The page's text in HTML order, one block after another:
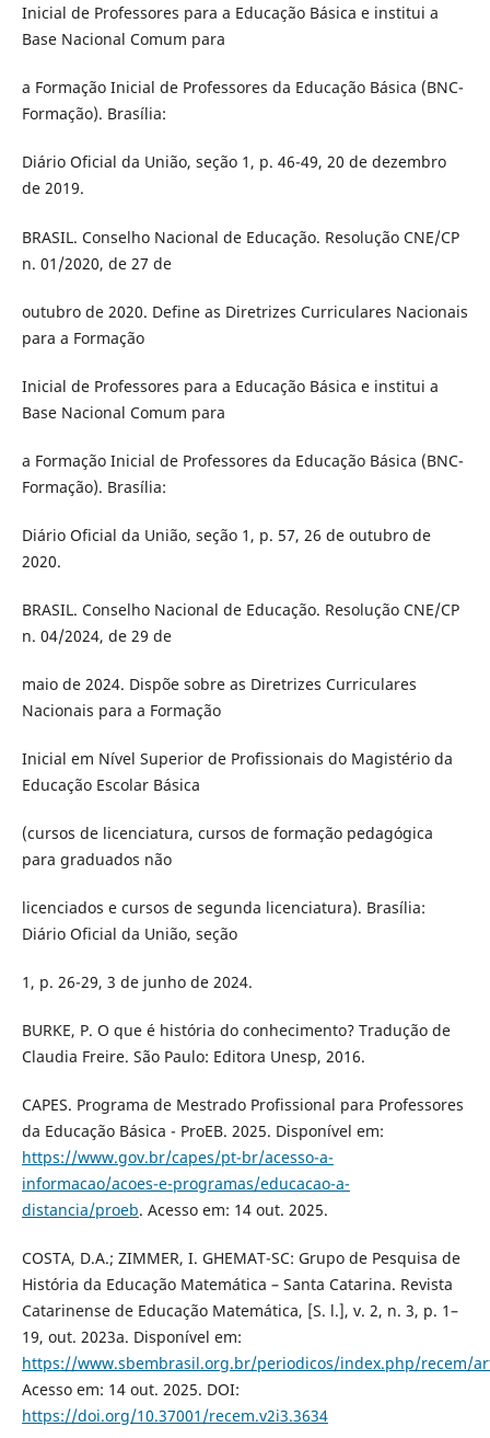
Inicial de Professores para a Educação Básica e institui a
Base Nacional Comum para
a Formação Inicial de Professores da Educação Básica (BNC-
Formação). Brasília:
Diário Oficial da União, seção 1, p. 46-49, 20 de dezembro
de 2019.
BRASIL. Conselho Nacional de Educação. Resolução CNE/CP
n. 01/2020, de 27 de
outubro de 2020. Define as Diretrizes Curriculares Nacionais
para a Formação
Inicial de Professores para a Educação Básica e institui a
Base Nacional Comum para
a Formação Inicial de Professores da Educação Básica (BNC-
Formação). Brasília:
Diário Oficial da União, seção 1, p. 57, 26 de outubro de
2020.
BRASIL. Conselho Nacional de Educação. Resolução CNE/CP
n. 04/2024, de 29 de
maio de 2024. Dispõe sobre as Diretrizes Curriculares
Nacionais para a Formação
Inicial em Nível Superior de Profissionais do Magistério da
Educação Escolar Básica
(cursos de licenciatura, cursos de formação pedagógica
para graduados não
licenciados e cursos de segunda licenciatura). Brasília:
Diário Oficial da União, seção
1, p. 26-29, 3 de junho de 2024.
BURKE, P. O que é história do conhecimento? Tradução de
Claudia Freire. São Paulo: Editora Unesp, 2016.
CAPES. Programa de Mestrado Profissional para Professores
da Educação Básica - ProEB. 2025. Disponível em:
https://www.gov.br/capes/pt-br/acesso-a-
informacao/acoes-e-programas/educacao-a-
distancia/proeb. Acesso em: 14 out. 2025.
COSTA, D.A.; ZIMMER, I. GHEMAT-SC: Grupo de Pesquisa de
História da Educação Matemática – Santa Catarina. Revista
Catarinense de Educação Matemática, [S. l.], v. 2, n. 3, p. 1–
19, out. 2023a. Disponível em:
https://www.sbembrasil.org.br/periodicos/index.php/recem/
Acesso em: 14 out. 2025. DOI:
https://doi.org/10.37001/recem.v2i3.3634